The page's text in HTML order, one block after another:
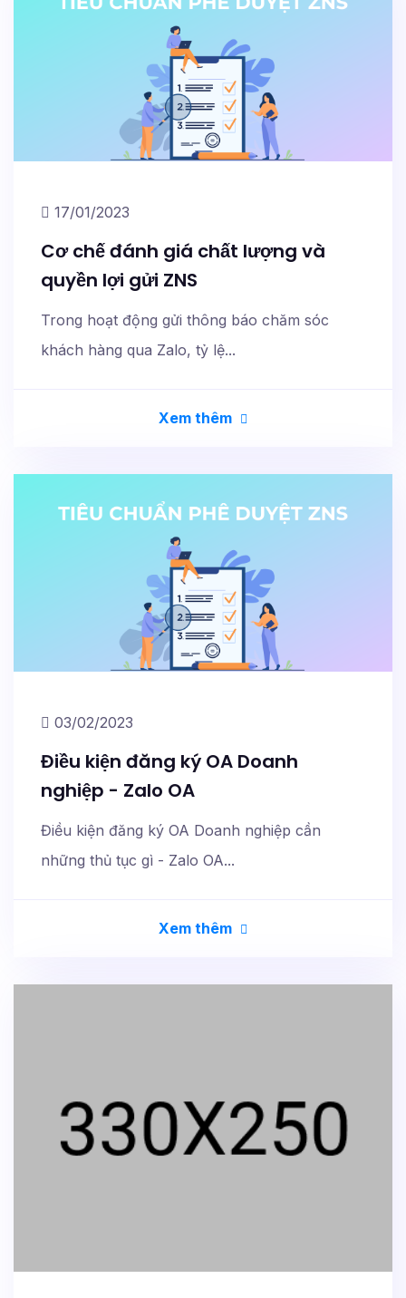
17/01/2023
Cơ chế đánh giá chất lượng và
quyền lợi gửi ZNS
Trong hoạt động gửi thông báo chăm sóc
khách hàng qua Zalo, tỷ lệ...
Xem thêm
03/02/2023
Điều kiện đăng ký OA Doanh
nghiệp - Zalo OA
Điều kiện đăng ký OA Doanh nghiệp cần
những thủ tục gì - Zalo OA...
Xem thêm